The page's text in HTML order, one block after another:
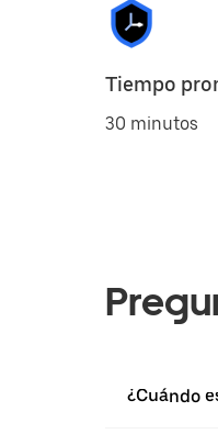
Tiempo
30 minutos
¿Cuándo